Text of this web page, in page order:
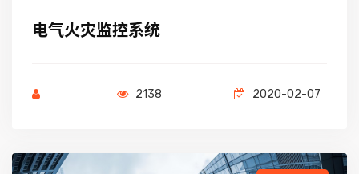
电气火灾监控系统
2138 2020-02-07